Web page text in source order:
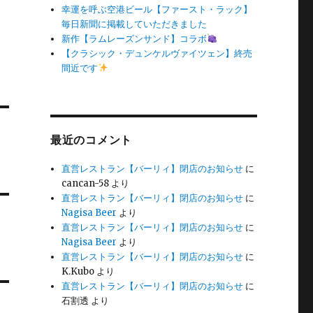
幸運を呼ぶ空港ビール【ファースト・ラック】
毎日新聞に掲載していただきました
新作【ラムレーズンサンド】コラボ
【クラシック・デュンケルヴァイツェン】終売
間近です
最近のコメント
直営レストラン【バーリィ】閉店のお知らせ に
cancan-58 より
直営レストラン【バーリィ】閉店のお知らせ に
Nagisa Beer より
直営レストラン【バーリィ】閉店のお知らせ に
Nagisa Beer より
直営レストラン【バーリィ】閉店のお知らせ に
K.Kubo より
直営レストラン【バーリィ】閉店のお知らせ に
石割透 より